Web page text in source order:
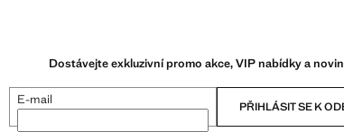
Dostávejte exkluzivní promo akce, VIP nabídky a
E-mail PŘIHLÁSIT SE K